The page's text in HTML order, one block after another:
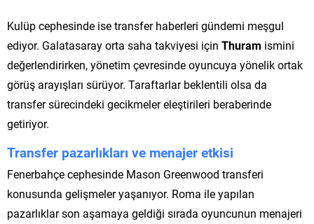
Kulüp cephesinde ise transfer haberleri gündemi meşgul
ediyor. Galatasaray orta saha takviyesi için Thuram ismini
değerlendirirken, yönetim çevresinde oyuncuya yönelik ortak
görüş arayışları sürüyor. Taraftarlar beklentili olsa da
transfer sürecindeki gecikmeler eleştirileri beraberinde
getiriyor.
Transfer pazarlıkları ve menajer etkisi
Fenerbahçe cephesinde Mason Greenwood transferi
konusunda gelişmeler yaşanıyor. Roma ile yapılan
pazarlıklar son aşamaya geldiği sırada oyuncunun menajeri